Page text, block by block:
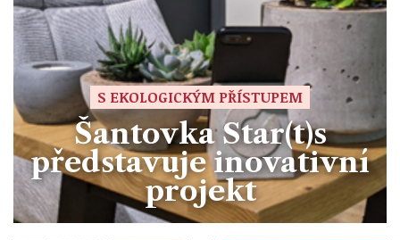
S EKOLOGICKÝM PŘÍSTUPEM
Šantovka Star(t)s
představuje inovativní
projekt